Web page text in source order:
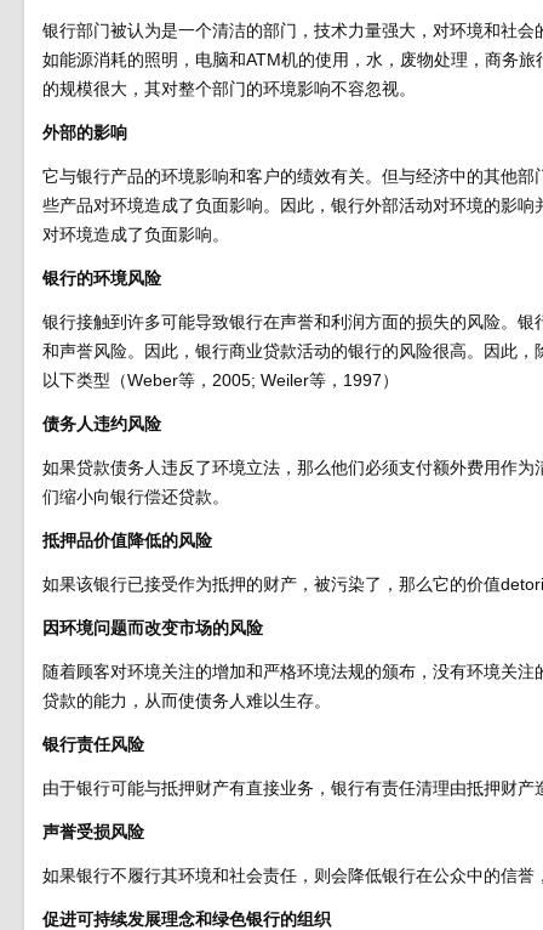
银行部门被认为是一个清洁的部门，技术力量强大，对环境和社
如能源消耗的照明，电脑和ATM机的使用，水，废物处理，商务
的规模很大，其对整个部门的环境影响不容忽视。
外部的影响
它与银行产品的环境影响和客户的绩效有关。但与经济中的其他
些产品对环境造成了负面影响。因此，银行外部活动对环境的影
对环境造成了负面影响。
银行的环境风险
银行接触到许多可能导致银行在声誉和利润方面的损失的风险。
和声誉风险。因此，银行商业贷款活动的银行的风险很高。因此
以下类型（Weber等，2005; Weiler等，1997）
债务人违约风险
如果贷款债务人违反了环境立法，那么他们必须支付额外费用作
们缩小向银行偿还贷款。
抵押品价值降低的风险
如果该银行已接受作为抵押的财产，被污染了，那么它的价值
因环境问题而改变市场的风险
随着顾客对环境关注的增加和严格环境法规的颁布，没有环境关
贷款的能力，从而使债务人难以生存。
银行责任风险
由于银行可能与抵押财产有直接业务，银行有责任清理由抵押财产
声誉受损风险
如果银行不履行其环境和社会责任，则会降低银行在公众中的信誉
促进可持续发展理念和绿色银行的组织